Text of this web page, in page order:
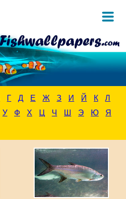
Г Д Е Ж З И Й К
Л
У Ф Х Ц Ч Ш Э Ю
Я